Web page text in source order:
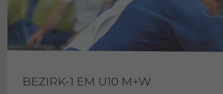
BEZIRK-1 EM U10 M+W